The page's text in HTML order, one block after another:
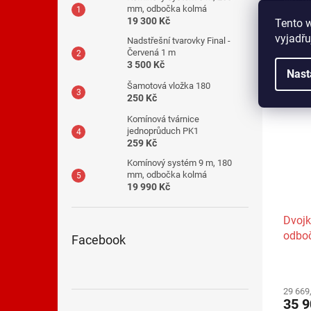
Tento
mm, odbočka kolmá
19 300 Kč
Nadstřešní tvarovky Final -
Červená 1 m
3 500 Kč
Šamotová vložka 180
250 Kč
Komínová tvárnice
jednoprůduch PK1
259 Kč
Komínový systém 9 m, 180
mm, odbočka kolmá
19 990 Kč
Facebook
Za
29
35